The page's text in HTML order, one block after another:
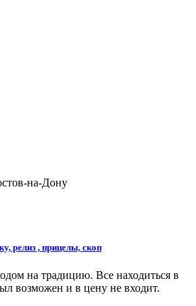
на-Дону
релиз , прицелы, скоп
на традицию. Все находиться в
возможен и в цену не входит.